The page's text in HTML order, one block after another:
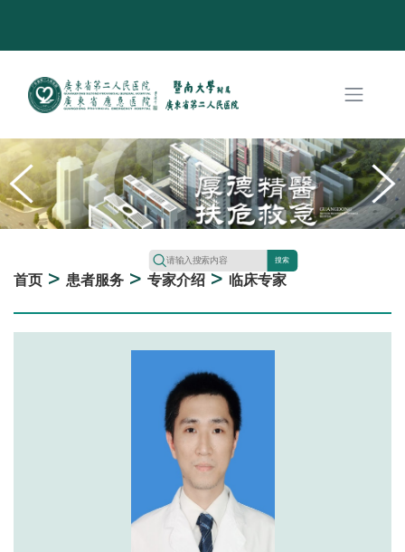
搜索
首页 > 患者服务 > 专家介绍 >临床专家